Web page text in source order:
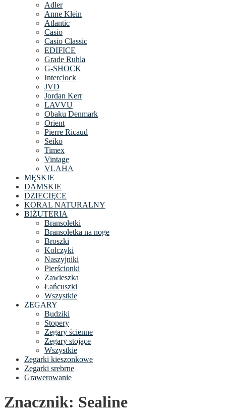
Adler
Anne Klein
Atlantic
Casio
Casio Classic
EDIFICE
Grade Ruhla
G-SHOCK
Interclock
JVD
Jordan Kerr
LAVVU
Obaku Denmark
Orient
Pierre Ricaud
Seiko
Timex
Vintage
VLAHA
MĘSKIE
DAMSKIE
DZIECIĘCE
KORAL NATURALNY
BIŻUTERIA
Bransoletki
Bransoletka na noge
Broszki
Kolczyki
Naszyjniki
Pierścionki
Zawieszka
Łańcuszki
Wszystkie
ZEGARY
Budziki
Stopery
Zegary ścienne
Zegary stojące
Wszystkie
Zegarki kieszonkowe
Zegarki srebrne
Grawerowanie
Znacznik: Sealine